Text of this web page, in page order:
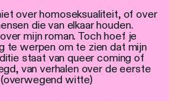
over homoseksualiteit, of over
die van elkaar houden.
mijn roman. Toch hoef je
te werpen om te zien dat mijn
staat van queer coming of
van verhalen over de eerste
witte)